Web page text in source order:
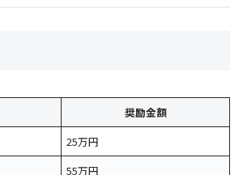
奨励金額
25万円
55万円